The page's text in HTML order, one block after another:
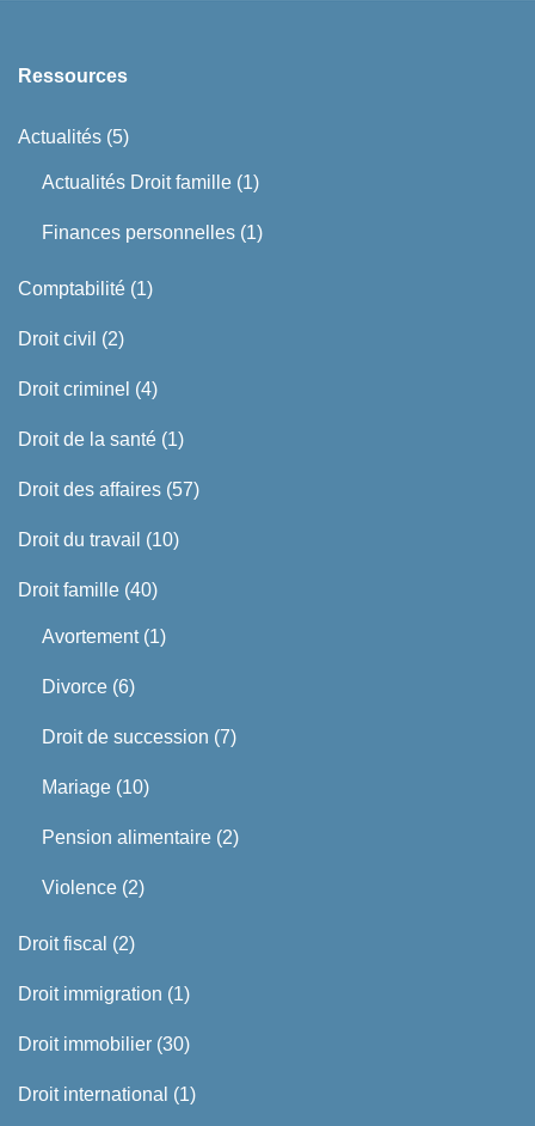
Ressources
Actualités (5)
Actualités Droit famille (1)
Finances personnelles (1)
Comptabilité (1)
Droit civil (2)
Droit criminel (4)
Droit de la santé (1)
Droit des affaires (57)
Droit du travail (10)
Droit famille (40)
Avortement(1)
Divorce (6)
Droit de succession (7)
Mariage (10)
Pension alimentaire (2)
Violence (2)
Droit fiscal (2)
Droit immigration (1)
Droit immobilier (30)
Droit international (1)